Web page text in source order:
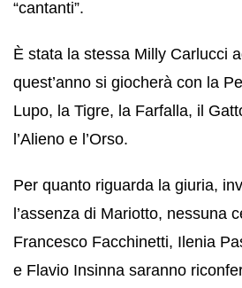
“cantanti”.
È stata la stessa Milly Carlucci
quest’anno si giocherà con la
Lupo, la Tigre, la Farfalla, il
l’Alieno e l’Orso.
Per quanto riguarda la giuria,
l’assenza di Mariotto, nessuna
Francesco Facchinetti, Ilenia
e Flavio Insinna saranno